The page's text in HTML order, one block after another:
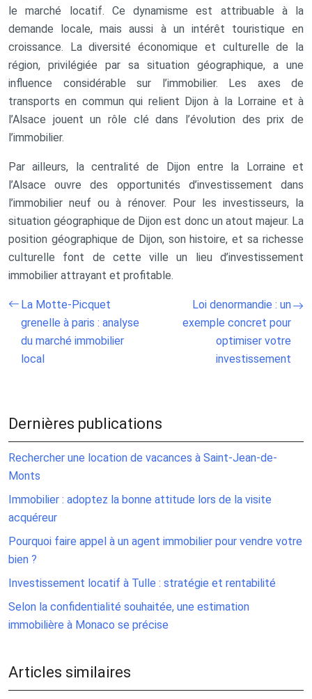
le marché locatif. Ce dynamisme est attribuable à la
demande locale, mais aussi à un intérêt touristique en
croissance. La diversité économique et culturelle de la
région, privilégiée par sa situation géographique, a une
influence considérable sur l’immobilier. Les axes de
transports en commun qui relient Dijon à la Lorraine et à
l’Alsace jouent un rôle clé dans l’évolution des prix de
l’immobilier.
Par ailleurs, la centralité de Dijon entre la Lorraine et
l’Alsace ouvre des opportunités d’investissement dans
l’immobilier neuf ou à rénover. Pour les investisseurs, la
situation géographique de Dijon est donc un atout majeur. La
position géographique de Dijon, son histoire, et sa richesse
culturelle font de cette ville un lieu d’investissement
immobilier attrayant et profitable.
La Motte-Picquet
grenelle à paris : analyse
du marché immobilier
local
Loi denormandie : un
exemple concret pour
optimiser votre
investissement
Dernières publications
Rechercher une location de vacances à Saint-Jean-de-
Monts
Immobilier : adoptez la bonne attitude lors de la visite
acquéreur
Pourquoi faire appel à un agent immobilier pour vendre votre
bien ?
Investissement locatif à Tulle : stratégie et rentabilité
Selon la confidentialité souhaitée, une estimation
immobilière à Monaco se précise
Articles similaires